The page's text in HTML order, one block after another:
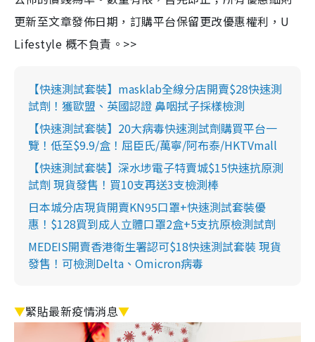
更新至文章發佈日期，訂購平台保留更改優惠權利，U
Lifestyle 概不負責。>>
【快速測試套裝】masklab全線分店開賣$28快速測
試劑！獲歐盟、英國認證 鼻咽拭子採樣檢測
【快速測試套裝】20大病毒快速測試劑購買平台一
覽！低至$9.9/盒！屈臣氏/萬寧/阿布泰/HKTVmall
【快速測試套裝】深水埗電子特賣城$15快速抗原測
試劑 現貨發售！買10支再送3支檢測棒
日本城分店現貨開賣KN95口罩+快速測試套裝優
惠！$128買到成人立體口罩2盒+5支抗原檢測試劑
MEDEIS開賣香港衛生署認可$18快速測試套裝 現貨
發售！可檢測Delta、Omicron病毒
▼緊貼最新疫情消息▼